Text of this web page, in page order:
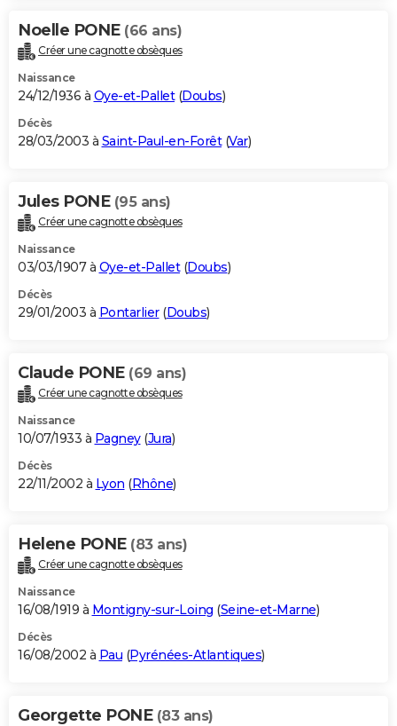
Noelle PONE (66 ans)
Créer une cagnotte obsèques
Naissance
24/12/1936 à Oye-et-Pallet(Doubs)
Décès
28/03/2003 à Saint-Paul-en-Forêt(Var)
Jules PONE (95 ans)
Créer une cagnotte obsèques
Naissance
03/03/1907 à Oye-et-Pallet(Doubs)
Décès
29/01/2003 à Pontarlier(Doubs)
Claude PONE (69 ans)
Créer une cagnotte obsèques
Naissance
10/07/1933 à Pagney(Jura)
Décès
22/11/2002 à Lyon (Rhône)
Helene PONE (83 ans)
Créer une cagnotte obsèques
Naissance
16/08/1919 à Montigny-sur-Loing (Seine-et-Marne)
Décès
16/08/2002 à Pau (Pyrénées-Atlantiques)
Georgette PONE (83 ans)